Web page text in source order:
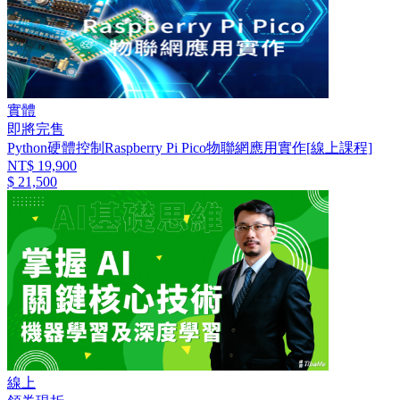
實體
即將完售
Python硬體控制Raspberry Pi Pico物聯網應用實作[線上課程]
NT$ 19,900
$ 21,500
線上